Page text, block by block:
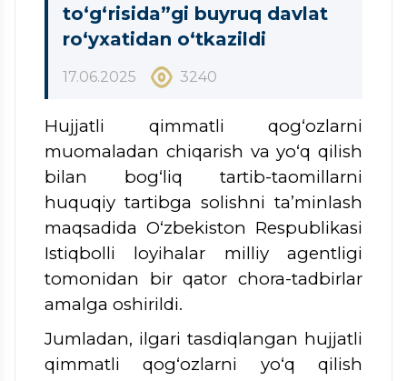
to‘g‘risida”gi buyruq davlat
ro‘yxatidan o‘tkazildi
17.06.2025 3240
Hujjatli qimmatli qog‘ozlarni
muomaladan chiqarish va yo‘q qilish
bilan bog‘liq tartib-taomillarni
huquqiy tartibga solishni ta’minlash
maqsadida O‘zbekiston Respublikasi
Istiqbolli loyihalar milliy agentligi
tomonidan bir qator chora-tadbirlar
amalga oshirildi.
Jumladan, ilgari tasdiqlangan hujjatli
qimmatli qog‘ozlarni yo‘q qilish